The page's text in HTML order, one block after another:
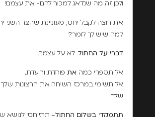
ולכן זה מה שנדאג למכור להם- את עצמם!
את רוצה לקבל יחס, מעוניינת שהצד השני
למה שיש לך לומר?
דברי על החתול. לא על עצמך.
אל תספרי כמה אתפוחדת ורועדת,
אל תשימי במרכז השיחה את הרצונות שלך
שלך.
תתמקדי בשלום החתול-תתייחסי לנושא